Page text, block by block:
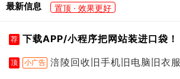
最新信息 置顶 · 效果更好
荐 下载APP/小程序把网站装进口袋！
顶 小广告 涪陵回收旧手机旧电脑旧衣服